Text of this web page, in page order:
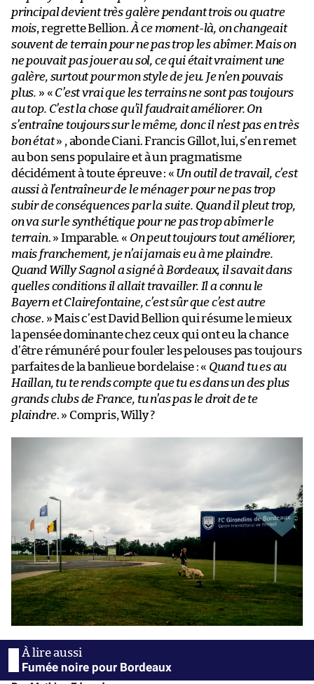
principal devient très galère pendant trois ou quatre
mois, regrette Bellion. À ce moment-là, on changeait
souvent de terrain pour ne pas trop les abîmer. Mais on
ne pouvait pas jouer au sol, ce qui était vraiment une
galère, surtout pour mon style de jeu. Je n’en pouvais
plus. » « C’est vrai que les terrains ne sont pas toujours
au top. C’est la chose qu’il faudrait améliorer. On
s’entraîne toujours sur le même, donc il n’est pas en très
bon état» , abonde Ciani. Francis Gillot, lui, s’en remet
au bon sens populaire et à un pragmatisme
décidément à toute épreuve : « Un outil de travail, c’est
aussi à l’entraîneur de le ménager pour ne pas trop
subir de conséquences par la suite. Quand il pleut trop,
on va sur le synthétique pour ne pas trop abîmer le
terrain. » Imparable. « On peut toujours tout améliorer,
mais franchement, je n’ai jamais eu à me plaindre.
Quand Willy Sagnol a signé à Bordeaux, il savait dans
quelles conditions il allait travailler. Il a connu le
Bayern et Clairefontaine, c’est sûr que c’est autre
chose. » Mais c’est David Bellion qui résume le mieux
la pensée dominante chez ceux qui ont eu la chance
d’être rémunéré pour fouler les pelouses pas toujours
parfaites de la banlieue bordelaise : « Quand tu es au
Haillan, tu te rends compte que tu es dans un des plus
grands clubs de France, tu n’as pas le droit de te
plaindre. » Compris, Willy ?
Fumée noire pour Bordeaux